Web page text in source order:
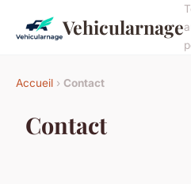
Vehicularnage
Accueil › Contact
Contact